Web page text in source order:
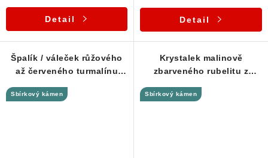
Detail Detail
Špalík / váleček růžového
až červeného turmalínu
Sbírkový kámen
Krystalek malinově
zbarveného rubelitu z
Sbírkový kámen